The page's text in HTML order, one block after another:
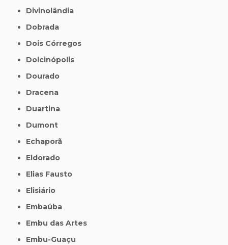
Divinolândia
Dobrada
Dois Córregos
Dolcinópolis
Dourado
Dracena
Duartina
Dumont
Echaporã
Eldorado
Elias Fausto
Elisiário
Embaúba
Embu das Artes
Embu-Guaçu